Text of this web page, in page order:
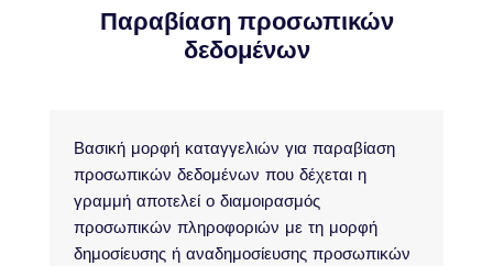
Παραβίαση προσωπικών
δεδομένων
Βασική μορφή καταγγελιών για παραβίαση
προσωπικών δεδομένων που δέχεται η
γραμμή αποτελεί ο διαμοιρασμός
προσωπικών πληροφοριών με τη μορφή
δημοσίευσης ή αναδημοσίευσης προσωπικών